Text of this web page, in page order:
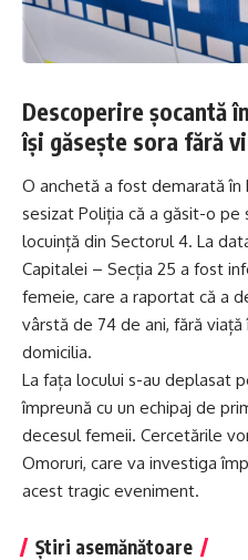
Descoperire șocantă
își găsește sora fără
O anchetă a fost demarată în
sesizat Poliția că a găsit-o
locuință din Sectorul 4. La
Capitalei – Secția 25 a fost
femeie, care a raportat că a
vârstă de 74 de ani, fără
domicilia.
La fața locului s-au deplasat
împreună cu un echipaj de
decesul femeii. Cercetările
Omoruri, care va investiga
acest tragic eveniment.
Știri asemănătoare